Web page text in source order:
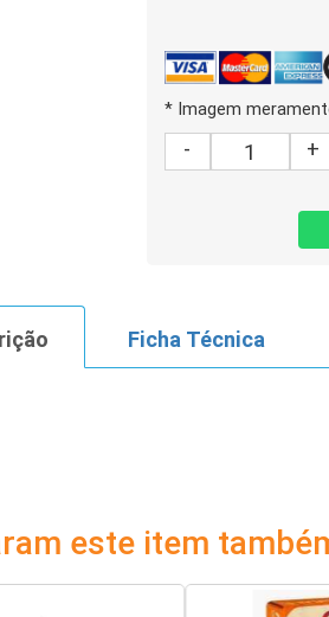
* Imagem
- +
Ficha Técnica
este item